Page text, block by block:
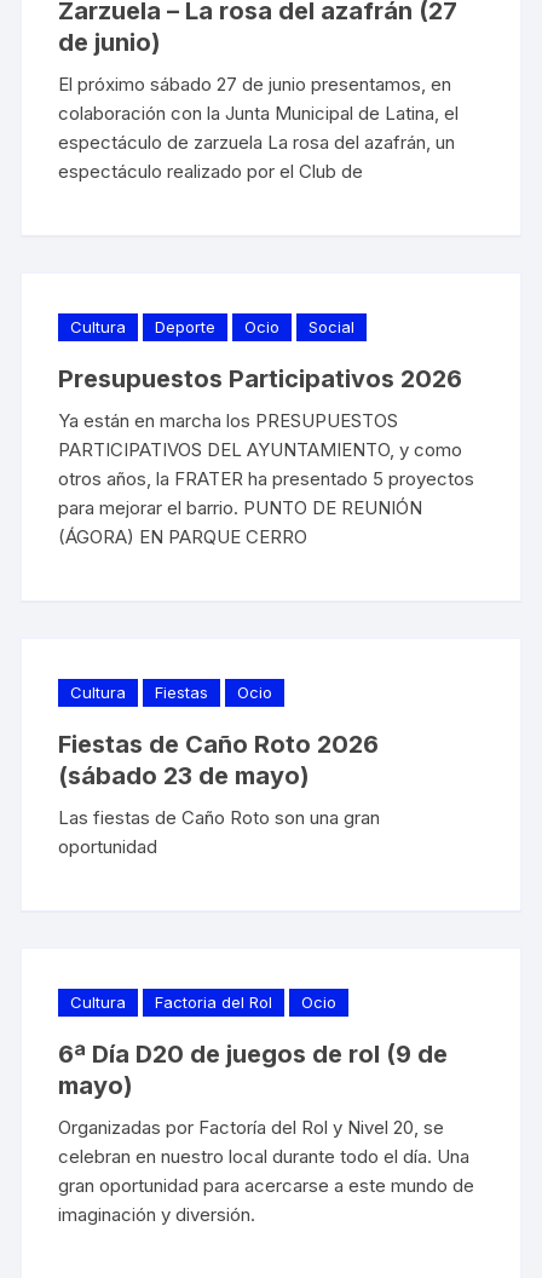
Zarzuela – La rosa del azafrán (27
de junio)
El próximo sábado 27 de junio presentamos, en
colaboración con la Junta Municipal de Latina, el
espectáculo de zarzuela La rosa del azafrán, un
espectáculo realizado por el Club de
Cultura Deporte Ocio Social
Presupuestos Participativos 2026
Ya están en marcha los PRESUPUESTOS
PARTICIPATIVOS DEL AYUNTAMIENTO, y como
otros años, la FRATER ha presentado 5 proyectos
para mejorar el barrio. PUNTO DE REUNIÓN
(ÁGORA) EN PARQUE CERRO
Cultura Fiestas Ocio
Fiestas de Caño Roto 2026
(sábado 23 de mayo)
Las fiestas de Caño Roto son una gran
oportunidad
Cultura Factoria del Rol Ocio
6ª Día D20 de juegos de rol (9 de
mayo)
Organizadas por Factoría del Rol y Nivel 20, se
celebran en nuestro local durante todo el día. Una
gran oportunidad para acercarse a este mundo de
imaginación y diversión.